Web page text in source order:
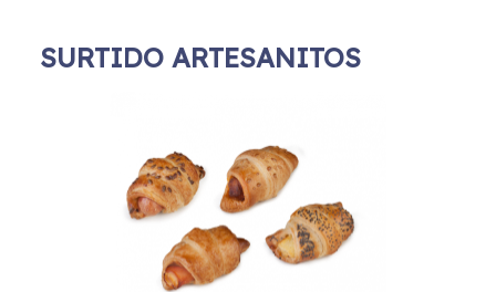
SURTIDO ARTESANITOS